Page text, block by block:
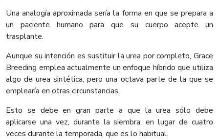
Una analogía aproximada sería la forma en que se prepara a
un paciente humano para que su cuerpo acepte un
trasplante.
Aunque su intención es sustituir la urea por completo, Grace
Breeding emplea actualmente un enfoque híbrido que utiliza
algo de urea sintética, pero una octava parte de la que se
emplearía en otras circunstancias.
Esto se debe en gran parte a que la urea sólo debe
aplicarse una vez, durante la siembra, en lugar de cuatro
veces durante la temporada, que es lo habitual.